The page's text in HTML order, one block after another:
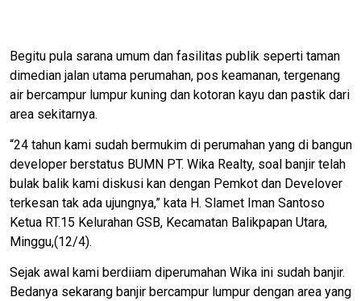
Begitu pula sarana umum dan fasilitas publik seperti taman
dimedian jalan utama perumahan, pos keamanan, tergenang
air bercampur lumpur kuning dan kotoran kayu dan pastik dari
area sekitarnya.
“24 tahun kami sudah bermukim di perumahan yang di bangun
developer berstatus BUMN PT. Wika Realty, soal banjir telah
bulak balik kami diskusi kan dengan Pemkot dan Develover
terkesan tak ada ujungnya,” kata H. Slamet Iman Santoso
Ketua RT.15 Kelurahan GSB, Kecamatan Balikpapan Utara,
Minggu,(12/4).
Sejak awal kami berdiiam diperumahan Wika ini sudah banjir.
Bedanya sekarang banjir bercampur lumpur dengan area yang